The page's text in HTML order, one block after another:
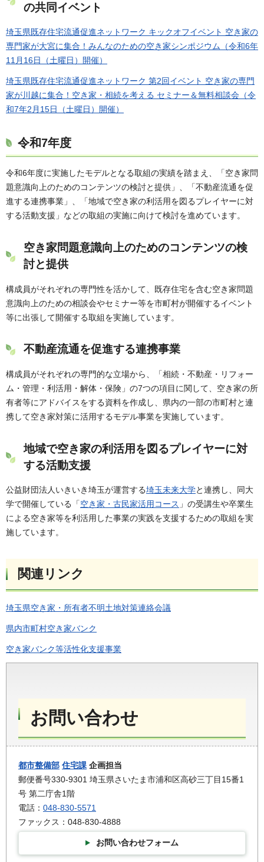
の共同イベント
埼玉県既存住宅流通促進ネットワーク キックオフイベント 空き家の
専門家が大宮に集合！みんなのための空き家シンポジウム（令和6年
11月16日（土曜日）開催）
埼玉県既存住宅流通促進ネットワーク 第2回イベント 空き家の専門
家が川越に集合！空き家・相続を考える セミナー＆無料相談会（令
和7年2月15日（土曜日）開催）
令和7年度
令和6年度に実施したモデルとなる取組の実績を踏まえ、「空き家問
題意識向上のためのコンテンツの検討と提供」、「不動産流通を促
進する連携事業」、「地域で空き家の利活用を図るプレイヤーに対
する活動支援」などの取組の実施に向けて検討を進めています。
空き家問題意識向上のためのコンテンツの検
討と提供
構成員がそれぞれの専門性を活かして、既存住宅を含む空き家問題
意識向上のための相談会やセミナー等を市町村が開催するイベント
等に出張して開催する取組を実施しています。
不動産流通を促進する連携事業
構成員がそれぞれの専門的な立場から、「相続・不動産・リフォー
ム・管理・利活用・解体・保険」の7つの項目に関して、空き家の所
有者等にアドバイスをする資料を作成し、県内の一部の市町村と連
携して空き家対策に活用するモデル事業を実施しています。
地域で空き家の利活用を図るプレイヤーに対
する活動支援
公益財団法人いきいき埼玉が運営する埼玉未来大学と連携し、同大
学で開催している「空き家・古民家活用コース 」の受講生や卒業生
による空き家等を利活用した事業の実践を支援するための取組を実
施しています。
関連リンク
埼玉県空き家・所有者不明土地対策連絡会議
県内市町村空き家バンク
空き家バンク等活性化支援事業
お問い合わせ
都市整備部 住宅課 企画担当
郵便番号330-9301 埼玉県さいたま市浦和区高砂三丁目15番1
号 第二庁舎1階
電話： 048-830-5571
ファックス：048-830-4888
お問い合わせフォーム